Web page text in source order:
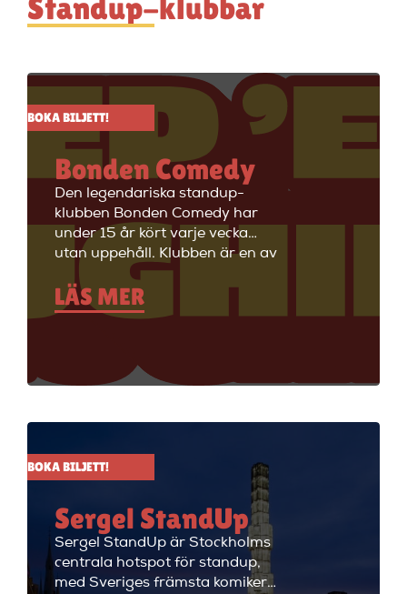
BOKA BILJETT!
Bonden Comedy
Den legendariska standup-
klubben Bonden Comedy har
under 15 år kört varje vecka
utan uppehåll. Klubben är en av
Stockholms äldsta
standupklubbar och är känd för
att ha de bästa komikerna i
välkommen till Big Ben Stand
LÄS MER
BOKA BILJETT!
Sergel StandUp
Sergel StandUp är Stockholms
centrala hotspot för standup,
med Sveriges främsta komiker